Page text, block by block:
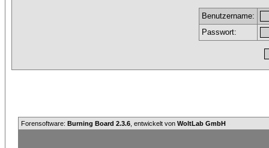
Benutzername:
Passwort:
Forensoftware: Burning Board 2.3.6 , entwickelt von WoltLab GmbH